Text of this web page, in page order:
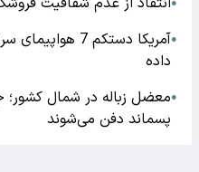
●
●
آمریکا دستکم 7
داده
●معضل زباله در شمال کشور؛
پسماند دفن می‌شوند